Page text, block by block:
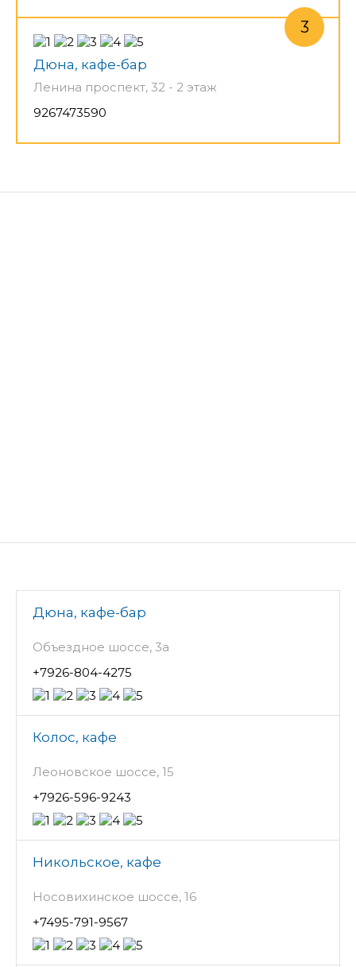
Дюна, кафе-бар
Ленина проспект, 32 - 2 этаж
9267473590
Дюна, кафе-бар
Объездное шоссе, 3а
+7926-804-4275
Колос, кафе
Леоновское шоссе, 15
+7926-596-9243
Никольское, кафе
Носовихинское шоссе, 16
+7495-791-9567